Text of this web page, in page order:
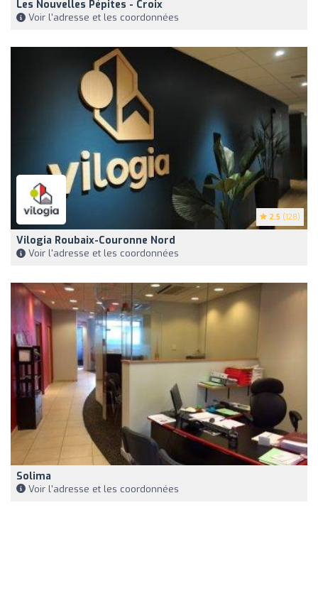
Les Nouvelles Pépites - Croix
Voir l'adresse et les coordonnées
2.5 (128)
Vilogia Roubaix-Couronne Nord
Voir l'adresse et les coordonnées
Solima
Voir l'adresse et les coordonnées